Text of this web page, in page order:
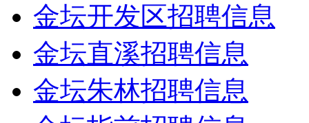
金坛开发区招聘信息
金坛直溪招聘信息
金坛朱林招聘信息